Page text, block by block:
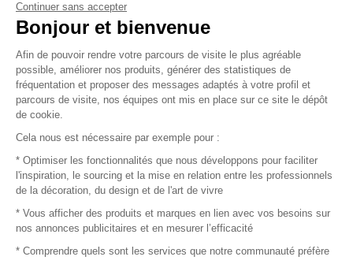
Vendez vos produits
Plan du site
© 2016 –Organisation SAFI
Recrutement
Continuer sans accepter
Bonjour et bienvenue
Afin de pouvoir rendre votre parcours de visite le plus agréable
possible, améliorer nos produits, générer des statistiques de
fréquentation et proposer des messages adaptés à votre profil et
parcours de visite, nos équipes ont mis en place sur ce site le dépôt
de cookie.
Cela nous est nécessaire par exemple pour :
* Optimiser les fonctionnalités que nous développons pour faciliter
l'inspiration, le sourcing et la mise en relation entre les professionnels
de la décoration, du design et de l'art de vivre
* Vous afficher des produits et marques en lien avec vos besoins sur
nos annonces publicitaires et en mesurer l’efficacité
* Comprendre quels sont les services que notre communauté préfère